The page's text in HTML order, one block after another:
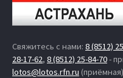
Свяжитесь с нами: 8 (8512)
28-17-62, 8 (8512) 25-84-70-
lotos@lotos.rfn.ru (приёмная)